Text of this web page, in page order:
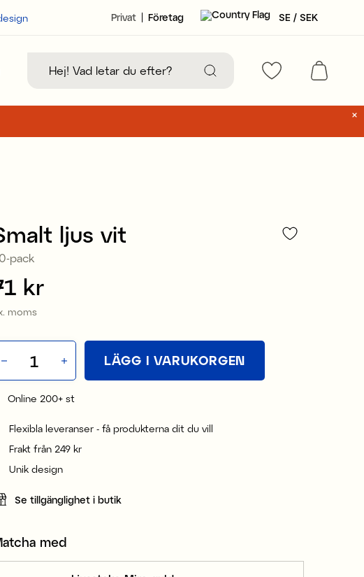
Privat Företag SE / SEK
ljus vit
pack
:71 kr
kr
moms
LÄGG I VARUKORGEN
Online 200+st
Flexibla leveranser - få produkterna dit du vill
Frakt från 249 kr
Unik design
Se tillgänglighet i butik
med